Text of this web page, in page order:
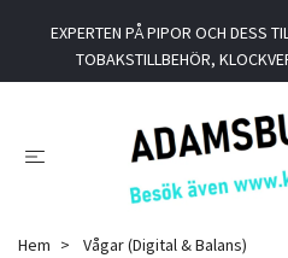
EXPERTEN PÅ PIPOR OCH DESS
TOBAKSTILLBEHÖR,
Hem
Vågar (Digital & Balans)